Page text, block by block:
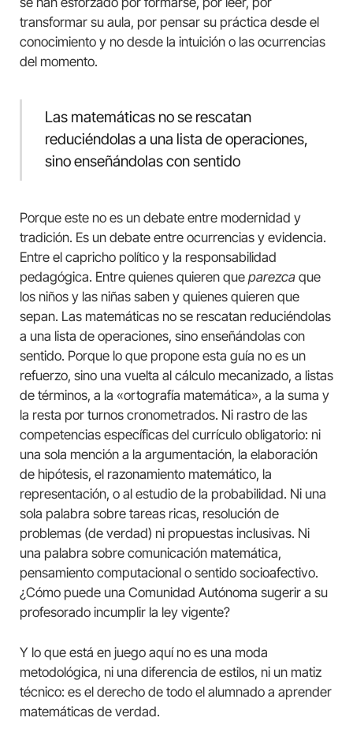
transformar su aula, por pensar su práctica desde el
conocimiento y no desde la intuición o las ocurrencias
del momento.
Las matemáticas no se rescatan
reduciéndolas a una lista de operaciones,
sino enseñándolas con sentido
Porque este no es un debate entre modernidad y
tradición. Es un debate entre ocurrencias y evidencia.
Entre el capricho político y la responsabilidad
pedagógica. Entre quienes quieren que parezca que
los niños y las niñas saben y quienes quieren que
sepan. Las matemáticas no se rescatan reduciéndolas
a una lista de operaciones, sino enseñándolas con
sentido. Porque lo que propone esta guía no es un
refuerzo, sino una vuelta al cálculo mecanizado, a listas
de términos, a la «ortografía matemática», a la suma y
la resta por turnos cronometrados. Ni rastro de las
competencias específicas del currículo obligatorio: ni
una sola mención a la argumentación, la elaboración
de hipótesis, el razonamiento matemático, la
representación, o al estudio de la probabilidad. Ni una
sola palabra sobre tareas ricas, resolución de
problemas (de verdad) ni propuestas inclusivas. Ni
una palabra sobre comunicación matemática,
pensamiento computacional o sentido socioafectivo.
¿Cómo puede una Comunidad Autónoma sugerir a su
profesorado incumplir la ley vigente?
Y lo que está en juego aquí no es una moda
metodológica, ni una diferencia de estilos, ni un matiz
técnico: es el derecho de todo el alumnado a aprender
matemáticas de verdad.